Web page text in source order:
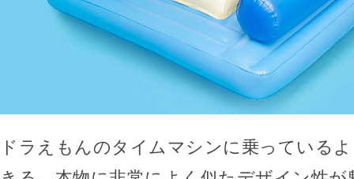
ドラえもんのタイムマシンに乗っている